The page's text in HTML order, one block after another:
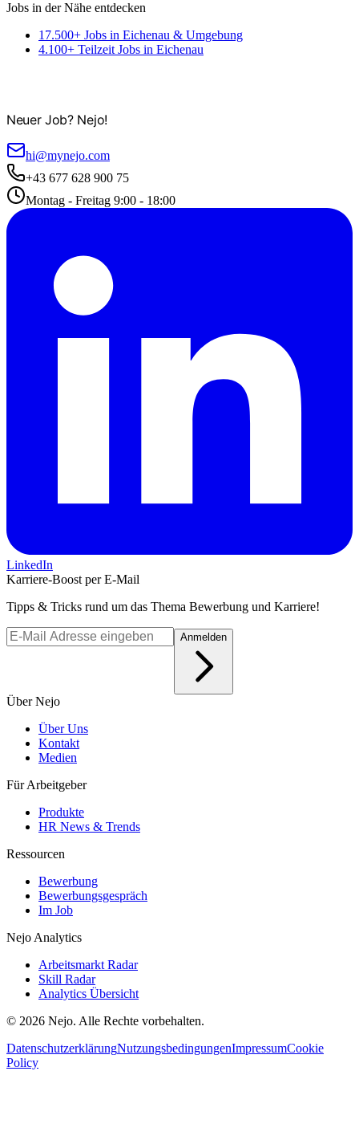
Jobs in der Nähe entdecken
17.500+ Jobs in Eichenau & Umgebung
4.100+ Teilzeit Jobs in Eichenau
Neuer Job? Nejo!
hi@mynejo.com
+43 677 628 900 75
Montag - Freitag 9:00 - 18:00
LinkedIn
Karriere-Boost per E-Mail
Tipps & Tricks rund um das Thema Bewerbung und Karriere!
Anmelden
Über Nejo
Über Uns
Kontakt
Medien
Für Arbeitgeber
Produkte
HR News & Trends
Ressourcen
Bewerbung
Bewerbungsgespräch
Im Job
Nejo Analytics
Arbeitsmarkt Radar
Skill Radar
Analytics Übersicht
© 2026 Nejo. Alle Rechte vorbehalten.
DatenschutzerklärungNutzungsbedingungenImpressumCookie
Policy